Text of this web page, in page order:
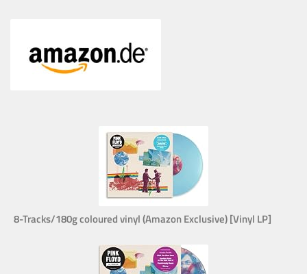
8-Tracks/180g coloured vinyl (Amazon Exclusive) [Vinyl LP]